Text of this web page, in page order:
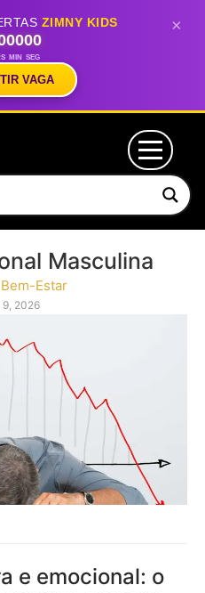
ZIMNY KIDS
00
MIN
00
SEG
VAGA
×
Masculina
Estar
9, 2026
e emocional: o